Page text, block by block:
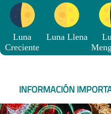
Luna
Creciente
Luna Llena
INFORMACIÓN